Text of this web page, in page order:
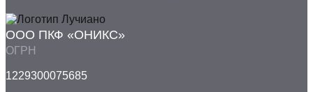
ООО ПКФ «ОНИКС»
ОГРН
1229300075685